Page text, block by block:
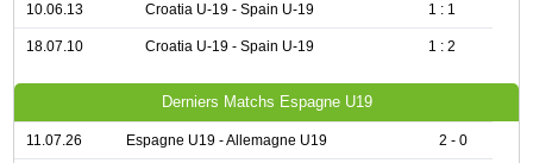
10.06.13 Croatia U-19 - Spain U-19 1 : 1
18.07.10 Croatia U-19 - Spain U-19 1 : 2
Derniers Matchs Espagne U19
11.07.26 Espagne U19 - Allemagne U19 2 - 0